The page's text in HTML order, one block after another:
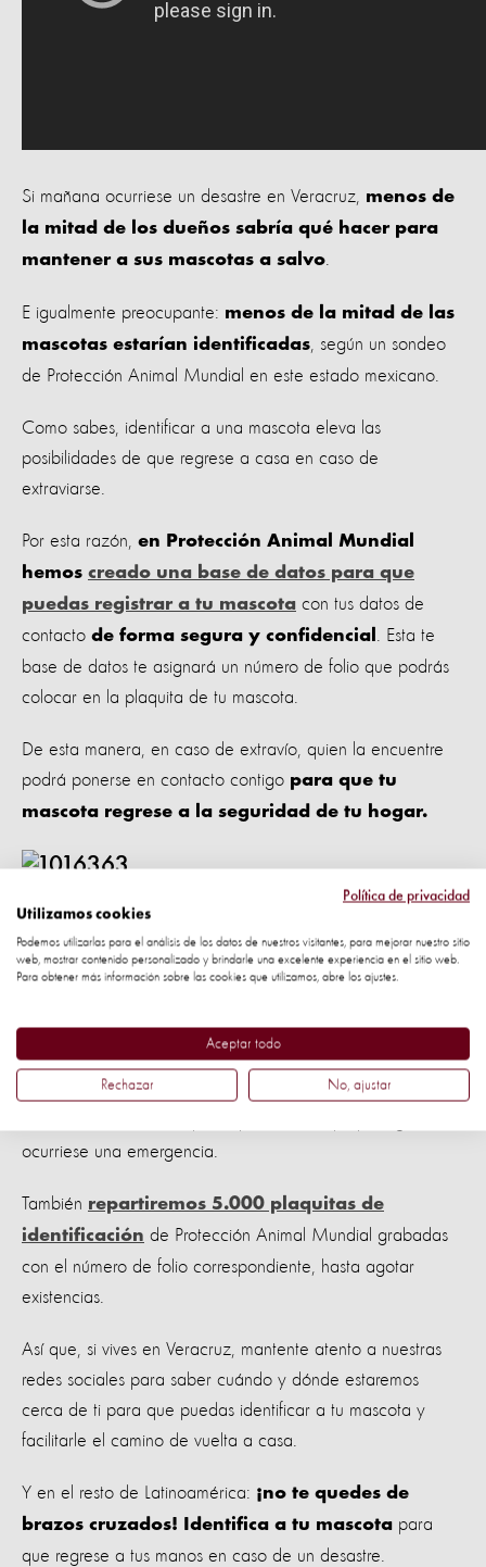
Si mañana ocurriese un desastre en Veracruz, menos de
la mitad de los dueños sabría qué hacer para
mantener a sus mascotas a salvo
E igualmente preocupante: menos de la mitad de las
mascotas estarían identificadas , según un sondeo
de Protección Animal Mundial en este estado mexicano.
Como sabes, identificar a una mascota eleva las
posibilidades de que regrese a casa en caso de
extraviarse.
Por esta razón, en Protección Animal Mundial
hemos creado una base de datos para que
puedas registrar a tu mascota con tus datos de
contacto de forma segura y confidencial
. Esta te
base de datos te asignará un número de folio que podrás
colocar en la plaquita de tu mascota.
De esta manera, en caso de extravío, quien la encuentre
podrá ponerse en contacto contigo para que tu
mascota regrese a la seguridad de tu hogar.
Crédito: AP Photo / Eduardo Verdugo
¡Atención Veracruz!
Entre noviembre y diciembre, Protección Animal
Mundial estará en la ciudad de Veracruz
promoviendo la identificación de mascotas y el registro en
ocurriese una emergencia.
También repartiremos 5.000 plaquitas de
identificación de Protección Animal Mundial grabadas
con el número de folio correspondiente, hasta agotar
existencias.
Así que, si vives en Veracruz, mantente atento a nuestras
redes sociales para saber cuándo y dónde estaremos
cerca de ti para que puedas identificar a tu mascota y
facilitarle el camino de vuelta a casa.
Y en el resto de Latinoamérica: ¡no te quedes de
brazos cruzados! Identifica a tu mascota para
que regrese a tus manos en caso de un desastre.
Política de privacidad
Utilizamos cookies
Podemos utilizarlas para el análisis de los datos de nuestros visitantes, para mejorar nuestro sitio
web, mostrar contenido personalizado y brindarle una excelente experiencia en el sitio web.
Para obtener más información sobre las cookies que utilizamos, abre los ajustes.
Aceptar todo
Rechazar No, ajustar